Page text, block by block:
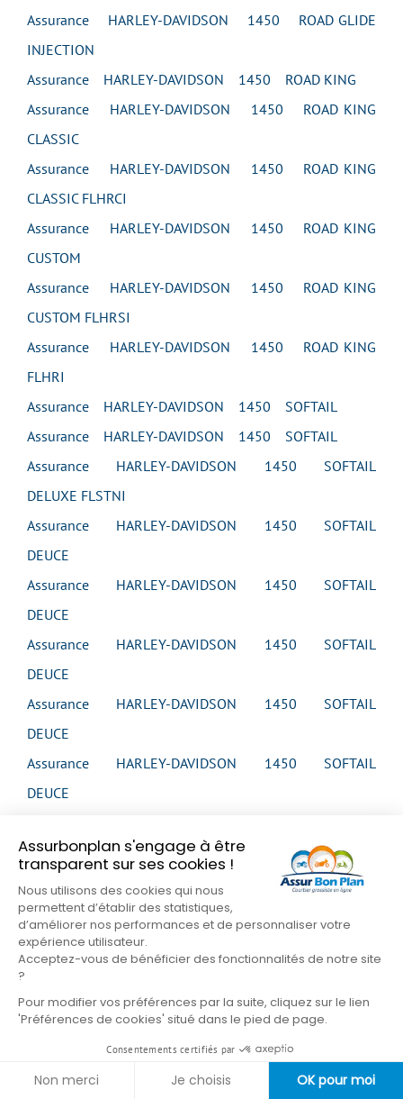
Assurbonplan s'engage à être
transparent sur ses cookies !
Nous utilisons des cookies qui nous
permettent d’établir des statistiques,
d’améliorer nos performances et de personnaliser votre
expérience utilisateur.
Acceptez-vous de bénéficier des fonctionnalités de notre site
?
Pour modifier vos préférences par la suite, cliquez sur le lien
'Préférences de cookies' situé dans le pied de page.
Consentements certifiés par
Non merci Je choisis OK pour moi
Assurance HARLEY-DAVIDSON 1450 ROAD GLIDE
INJECTION
Assurance HARLEY-DAVIDSON 1450 ROAD KING
Assurance HARLEY-DAVIDSON 1450 ROAD KING
CLASSIC
Assurance HARLEY-DAVIDSON 1450 ROAD KING
CLASSIC FLHRCI
Assurance HARLEY-DAVIDSON 1450 ROAD KING
CUSTOM
Assurance HARLEY-DAVIDSON 1450 ROAD KING
CUSTOM FLHRSI
Assurance HARLEY-DAVIDSON 1450 ROAD KING
FLHRI
Assurance HARLEY-DAVIDSON 1450 SOFTAIL
Assurance HARLEY-DAVIDSON 1450 SOFTAIL
Assurance HARLEY-DAVIDSON 1450 SOFTAIL
DELUXE FLSTNI
Assurance HARLEY-DAVIDSON 1450 SOFTAIL
DEUCE
Assurance HARLEY-DAVIDSON 1450 SOFTAIL
DEUCE
Assurance HARLEY-DAVIDSON 1450 SOFTAIL
DEUCE
Assurance HARLEY-DAVIDSON 1450 SOFTAIL
DEUCE
Assurance HARLEY-DAVIDSON 1450 SOFTAIL
DEUCE
DEUCE FXSTDI
Assurance HARLEY-DAVIDSON 1450 SOFTAIL FAT
BOY
Assurance HARLEY-DAVIDSON 1450 SOFTAIL FAT
BOY
Assurance HARLEY-DAVIDSON 1450 SOFTAIL FAT
Assurance HARLEY-DAVIDSON 1450 SOFTAIL FAT
BOY